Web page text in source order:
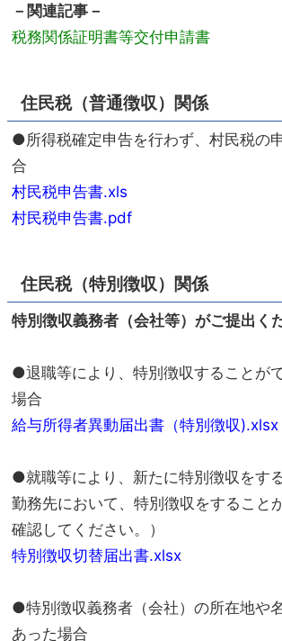
－関連記事－
税務関係証明書等交付申請書
住民税（普通徴収）関係
●所得税確定申告を行わず、村民税の
合
村民税申告書.xls
村民税申告書.pdf
住民税（特別徴収）関係
特別徴収義務者（会社等）がご提出く
●退職等により、特別徴収することが
場合
給与所得者異動届出書（特別徴収).xlsx
●就職等により、新たに特別徴収をす
勤務先において、特別徴収をすること
確認してください。）
特別徴収切替届出書.xlsx
●特別徴収義務者（会社）の所在地や
あった場合